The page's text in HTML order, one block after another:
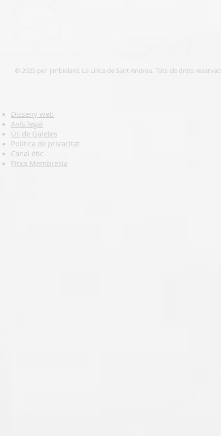
© 2025 per Jimbielard. La Lírica de Sant Andreu. Tots els drets
Disseny web
Avís legal
Ús de Galetes
Política de privacitat
Canal ètic
Fitxa Membresia